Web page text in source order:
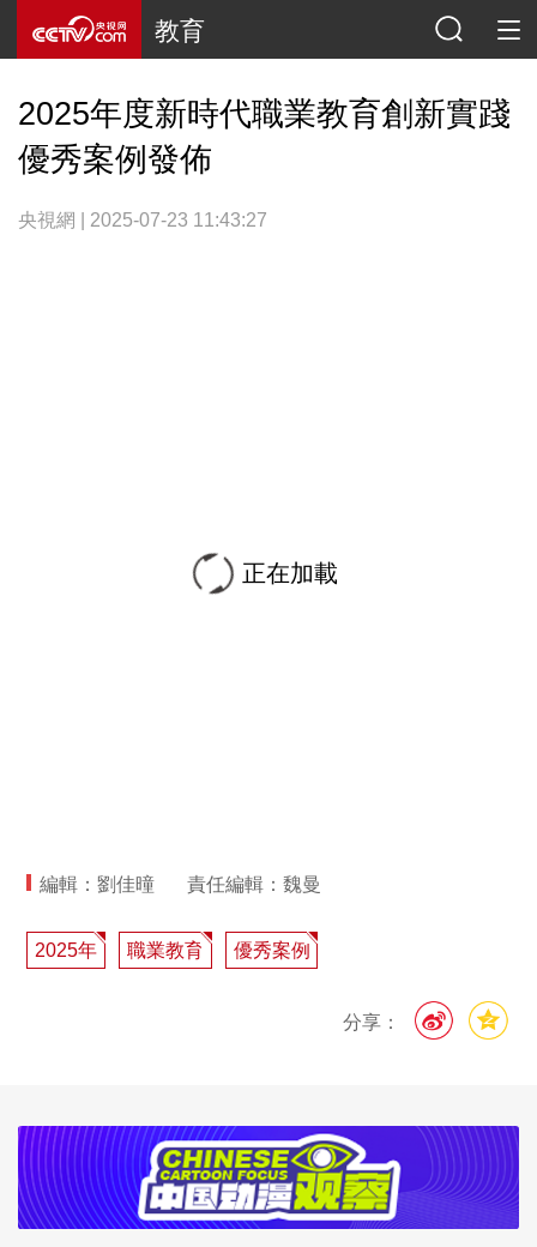
教育
2025年度新時代職業教育創新實踐
優秀案例發佈
央視網 | 2025-07-23 11:43:27
正在加載
編輯：劉佳曈 責任編輯：魏曼
2025年 職業教育 優秀案例
分享：